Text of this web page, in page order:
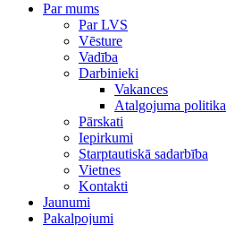
Par mums
Par LVS
Vēsture
Vadība
Darbinieki
Vakances
Atalgojuma politika
Pārskati
Iepirkumi
Starptautiskā sadarbība
Vietnes
Kontakti
Jaunumi
Pakalpojumi